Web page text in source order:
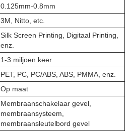
0.125mm-0.8mm
3M, Nitto, etc.
Silk Screen Printing, Digitaal Printing,
enz.
1-3 miljoen keer
PET, PC, PC/ABS, ABS, PMMA, enz.
Op maat
Membraanschakelaar gevel,
membraansysteem,
membraansleutelbord gevel